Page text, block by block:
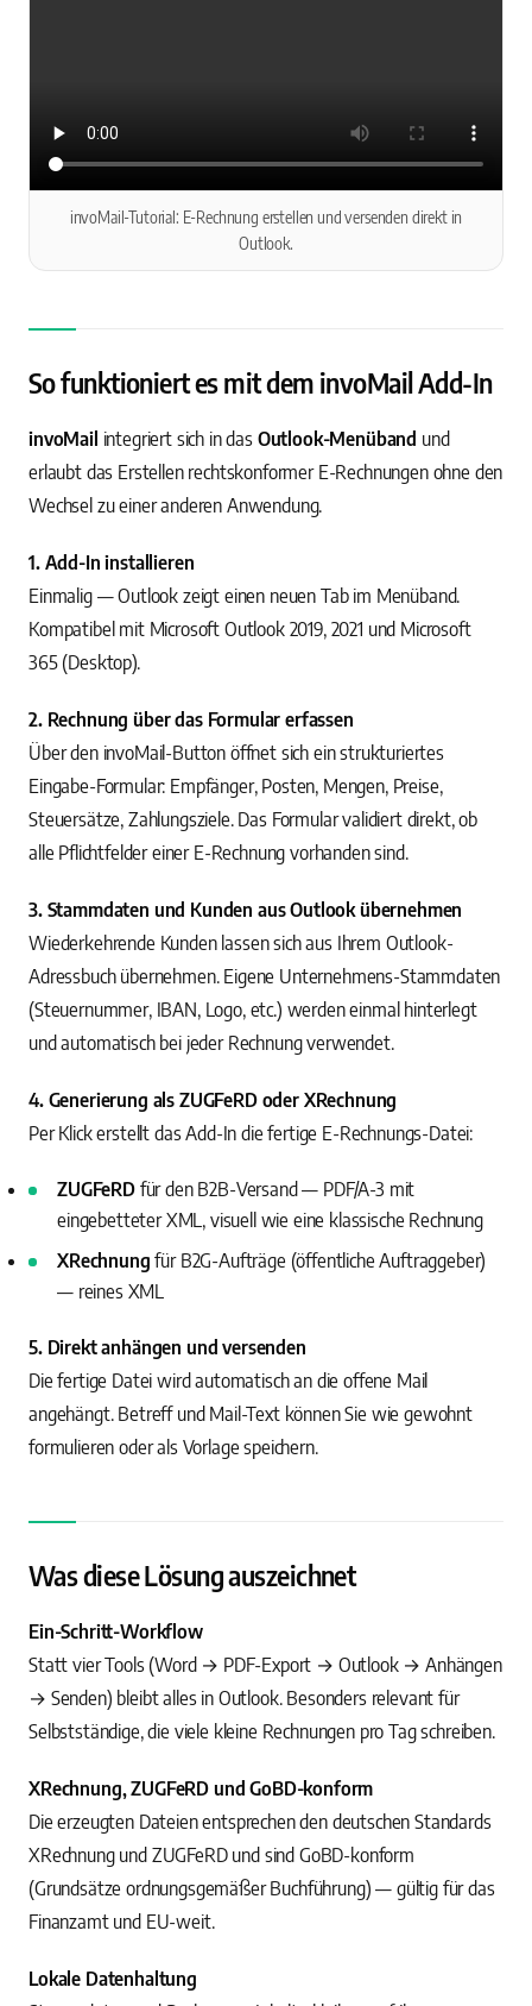
invoMail-Tutorial: E-Rechnung erstellen und versenden direkt in
Outlook.
So funktioniert es mit dem invoMail Add-In
invoMail integriert sich in das Outlook-Menüband und
erlaubt das Erstellen rechtskonformer E-Rechnungen ohne den
Wechsel zu einer anderen Anwendung.
1. Add-In installieren
Einmalig — Outlook zeigt einen neuen Tab im Menüband.
Kompatibel mit Microsoft Outlook 2019, 2021 und Microsoft
365 (Desktop).
2. Rechnung über das Formular erfassen
Über den invoMail-Button öffnet sich ein strukturiertes
Eingabe-Formular: Empfänger, Posten, Mengen, Preise,
Steuersätze, Zahlungsziele. Das Formular validiert direkt, ob
alle Pflichtfelder einer E-Rechnung vorhanden sind.
3. Stammdaten und Kunden aus Outlook übernehmen
Wiederkehrende Kunden lassen sich aus Ihrem Outlook-
Adressbuch übernehmen. Eigene Unternehmens-Stammdaten
(Steuernummer, IBAN, Logo, etc.) werden einmal hinterlegt
und automatisch bei jeder Rechnung verwendet.
4. Generierung als ZUGFeRD oder XRechnung
Per Klick erstellt das Add-In die fertige E-Rechnungs-Datei:
ZUGFeRDfür den B2B-Versand — PDF/A-3 mit
eingebetteter XML, visuell wie eine klassische Rechnung
XRechnung für B2G-Aufträge (öffentliche Auftraggeber)
— reines XML
5. Direkt anhängen und versenden
Die fertige Datei wird automatisch an die offene Mail
angehängt. Betreff und Mail-Text können Sie wie gewohnt
formulieren oder als Vorlage speichern.
Was diese Lösung auszeichnet
Ein-Schritt-Workflow
Statt vier Tools (Word → PDF-Export → Outlook → Anhängen
→ Senden) bleibt alles in Outlook. Besonders relevant für
Selbstständige, die viele kleine Rechnungen pro Tag schreiben.
XRechnung, ZUGFeRD und GoBD-konform
Die erzeugten Dateien entsprechen den deutschen Standards
XRechnung und ZUGFeRD und sind GoBD-konform
(Grundsätze ordnungsgemäßer Buchführung) — gültig für das
Finanzamt und EU-weit.
Lokale Datenhaltung